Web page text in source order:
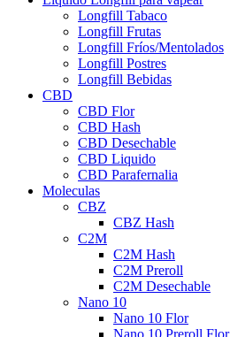
Longfill Tabaco
Longfill Frutas
Longfill Fríos/Mentolados
Longfill Postres
Longfill Bebidas
CBD
CBD Flor
CBD Hash
CBD Desechable
CBD Liquido
CBD Parafernalia
Moleculas
CBZ
CBZ Hash
C2M
C2M Hash
C2M Preroll
C2M Desechable
Nano 10
Nano 10 Flor
Nano 10 Preroll Flor